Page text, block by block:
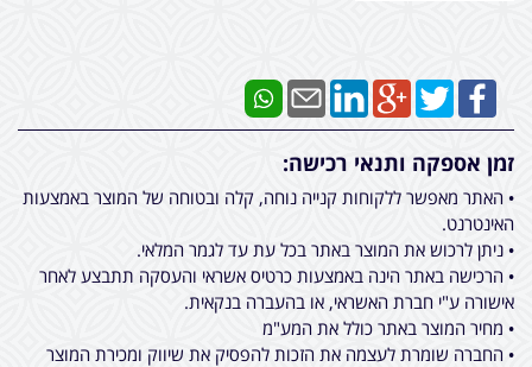
זמן אספקה ותנאי רכישה:
• האתר מאפשר ללקוחות קנייה נוחה, קלה ובטוחה של המוצר באמצעות
האינטרנט.
• ניתן לרכוש את המוצר באתר בכל עת עד לגמר המלאי.
• הרכישה באתר הינה באמצעות כרטיס אשראי והעסקה תתבצע לאחר
אישורה ע"י חברת האשראי, או בהעברה בנקאית.
• מחיר המוצר באתר כולל את המע"מ
• החברה שומרת לעצמה את הזכות להפסיק את שיווק ומכירת המוצר